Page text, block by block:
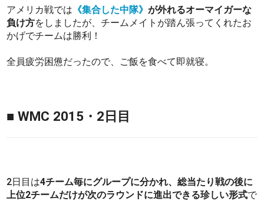
アメリカ戦では 《集合した中隊》が外れるオーマイガーな
負け方をしましたが、チームメイトが踏ん張ってくれたお
かげでチームは勝利！
全員疲労困憊だったので、ご飯を食べて即就寝。
■ WMC 2015・2日目
2日目は4チーム毎にグループに分かれ、総当たり戦の後に
上位2チームだけが次のラウンドに進出できる珍しい形式で